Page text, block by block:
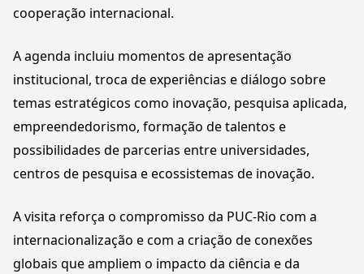
cooperação internacional.
A agenda incluiu momentos de apresentação
institucional, troca de experiências e diálogo sobre
temas estratégicos como inovação, pesquisa aplicada,
empreendedorismo, formação de talentos e
possibilidades de parcerias entre universidades,
centros de pesquisa e ecossistemas de inovação.
A visita reforça o compromisso da PUC-Rio com a
internacionalização e com a criação de conexões
globais que ampliem o impacto da ciência e da